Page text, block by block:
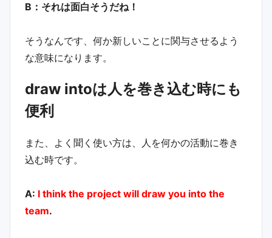
B：それは面白そうだね！
そうなんです、何か新しいことに関与させるよう
な意味になります。
draw intoは人を巻き込む時にも
便利
また、よく聞く使い方は、人を何かの活動に巻き
込む時です。
A: I think the project will draw you into the
team.